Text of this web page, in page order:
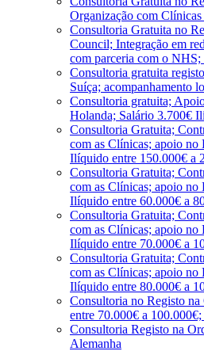
Organização com
Consultoria Gratuita no
Council; Integração em
com parceria com o NHS;
Consultoria gratuita
Suíça; acompanhamento
Consultoria gratuita;
Holanda; Salário 3.700€
Consultoria Gratuita;
com as Clínicas; apoio
Ilíquido entre 150.000€ a
Consultoria Gratuita;
com as Clínicas; apoio
Ilíquido entre 60.000€ a
Consultoria Gratuita;
com as Clínicas; apoio
Ilíquido entre 70.000€ a
Consultoria Gratuita;
com as Clínicas; apoio
Ilíquido entre 80.000€ a
Consultoria no Registo
entre 70.000€ a
Consultoria Registo na
Alemanha